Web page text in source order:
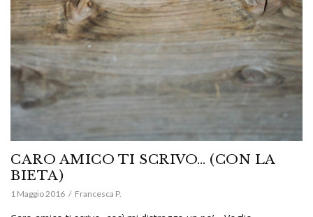
CARO AMICO TI SCRIVO… (CON LA
BIETA)
1 Maggio 2016 Francesca P.